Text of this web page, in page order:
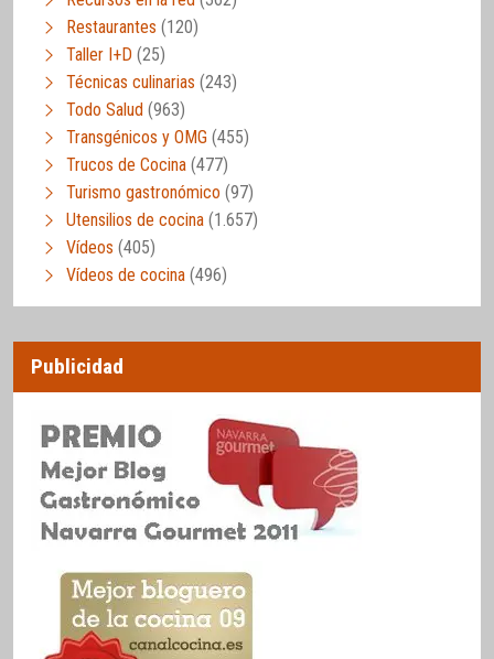
Restaurantes (120)
Taller I+D (25)
Técnicas culinarias (243)
Todo Salud (963)
Transgénicos y OMG (455)
Trucos de Cocina (477)
Turismo gastronómico (97)
Utensilios de cocina (1.657)
Vídeos (405)
Vídeos de cocina (496)
Publicidad